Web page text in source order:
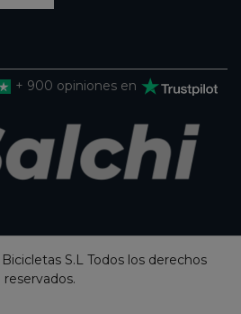
+ 900 opiniones en
S.L Todos los derechos
reservados.